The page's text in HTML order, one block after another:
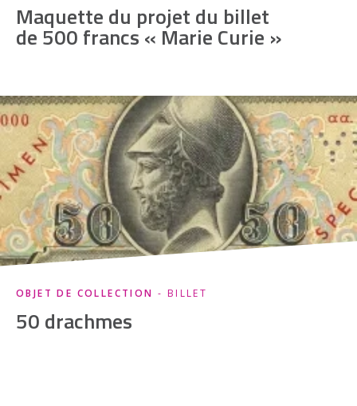
Maquette du projet du billet
de 500 francs « Marie Curie »
OBJET DE COLLECTION - BILLET
50 drachmes